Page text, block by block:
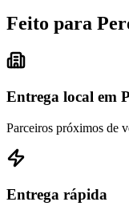
Feito para
Entrega local em
Parceiros próximos de
Entrega rápida